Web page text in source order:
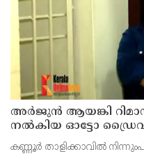
അര്‍ജുന്‍ ആയങ്കി
നൽകിയ ഓട്ടോ
പാരിതോഷികം
കണ്ണൂർ താളിക്കാവിൽ